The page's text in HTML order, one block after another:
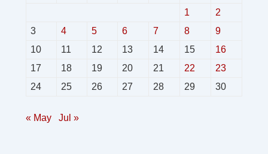
1
2
3
4 5 6 7 8
9
10
11 12 13 14 15
16
17
18 19 20 21 22
23
24
25 26 27 28 29 30
« May Jul »